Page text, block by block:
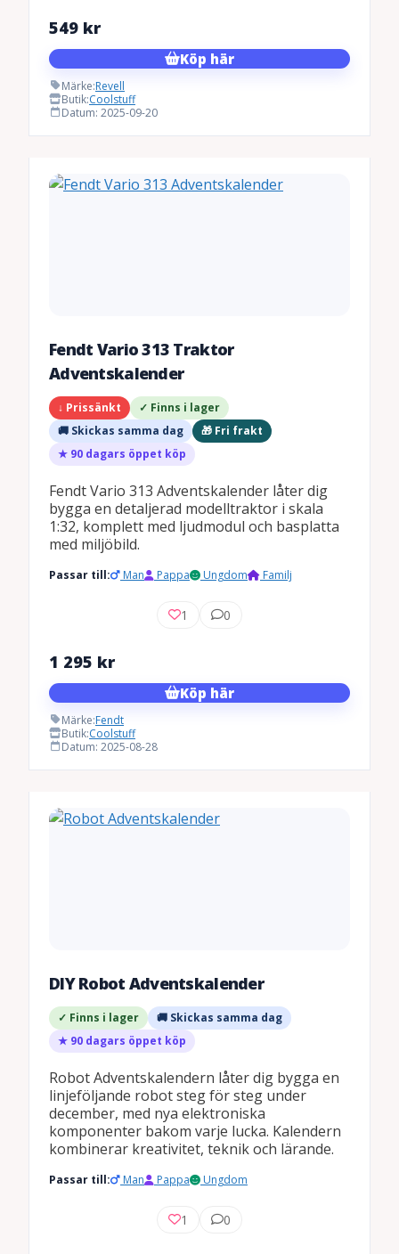
549 kr
Köp här
Märke:Revell
Butik:Coolstuff
Datum: 2025-09-20
Fendt Vario 313 Traktor
Adventskalender
↓ Prissänkt
✓ Finns i lager
🚚 Skickas samma dag
🎁 Fri frakt
★ 90 dagars öppet köp
Fendt Vario 313 Adventskalender låter dig
bygga en detaljerad modelltraktor i skala
1:32, komplett med ljudmodul och basplatta
med miljöbild.
Passar till: Man Pappa Ungdom Familj
1 0
1 295 kr
Köp här
Märke:Fendt
Butik:Coolstuff
Datum: 2025-08-28
DIY Robot Adventskalender
✓ Finns i lager
🚚 Skickas samma dag
★ 90 dagars öppet köp
Robot Adventskalendern låter dig bygga en
linjeföljande robot steg för steg under
december, med nya elektroniska
komponenter bakom varje lucka. Kalendern
kombinerar kreativitet, teknik och lärande.
Passar till: Man Pappa Ungdom
1 0